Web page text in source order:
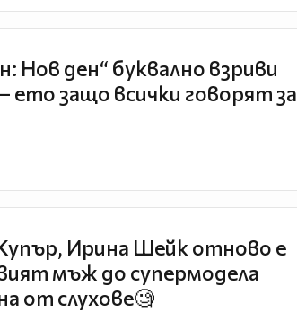
Нов ден“ буквално взриви
ето защо всички говорят за
Ирина Шейк отново е
мъж до супермодела
от слухове🧐